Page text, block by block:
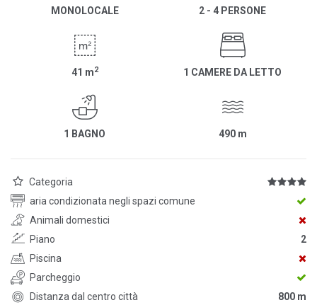
MONOLOCALE 2 - 4 PERSONE
41 m2 1 CAMERE DA LETTO
1 BAGNO 490 m
Categoria
aria condizionata negli spazi comune
Animali domestici
Piano
2
Piscina
Parcheggio
Distanza dal centro città
800 m